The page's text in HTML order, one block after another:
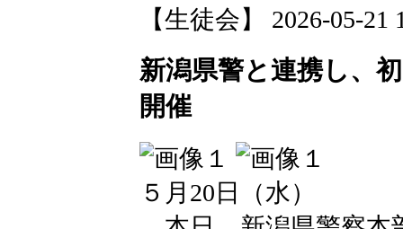
【生徒会】 2026-05-21
新潟県警と連携し、
開催
５月20日（水）